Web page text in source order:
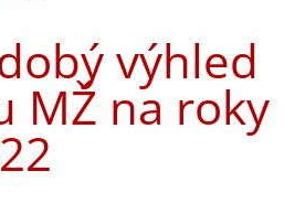
výhled
MŽ na roky